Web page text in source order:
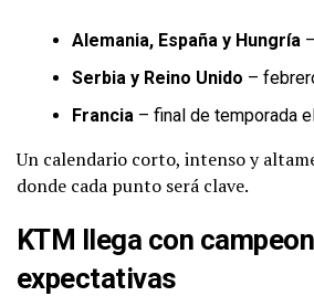
Alemania, España y Hungría
Serbia y Reino Unido –
Francia – final de temporada
Un calendario corto, intenso y
donde cada punto será clave.
KTM llega con
expectativas